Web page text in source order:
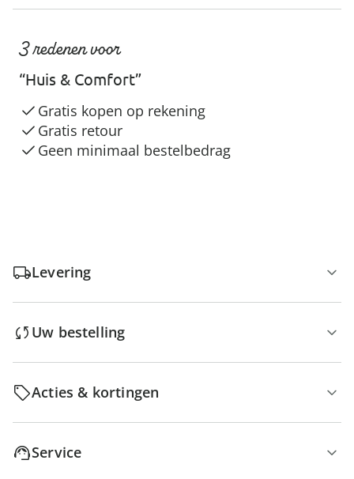
3 redenen voor
“Huis & Comfort”
Gratis kopen op rekening
Gratis retour
Geen minimaal bestelbedrag
Levering
Uw bestelling
Acties & kortingen
Service